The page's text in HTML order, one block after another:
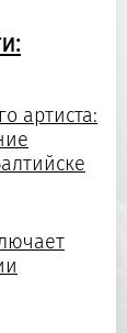
артиста: